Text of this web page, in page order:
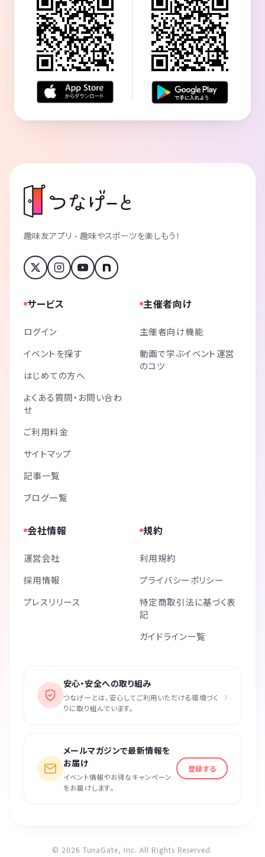
趣味友アプリ - 趣味やスポーツを楽しもう！
サービス
ログイン
イベントを探す
はじめての方へ
よくある質問・お問い合わ
せ
ご利用料金
サイトマップ
記事一覧
ブログ一覧
主催者向け
主催者向け機能
動画で学ぶイベント運営
のコツ
会社情報
運営会社
採用情報
プレスリリース
規約
利用規約
プライバシーポリシー
特定商取引法に基づく表
記
ガイドライン一覧
安心・安全への取り組み
つなげーとは、安心してご利用いただける環境づく
りに取り組んでいます。
›
メールマガジンで最新情報を
お届け
イベント情報やお得なキャンペーン
をお届けします。
登録する
© 2026 TunaGate, Inc. All Rights Reserved.